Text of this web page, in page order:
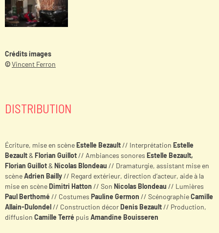
Crédits images
©Vincent Ferron
DISTRIBUTION
Écriture, mise en scèneEstelle Bezault // Interprétation Estelle
Bezault& Florian Guillot // Ambiances sonores Estelle Bezault,
Florian Guillot& Nicolas Blondeau // Dramaturgie, assistant mise en
scèneAdrien Bailly // Regard extérieur, direction d’acteur, aide à la
mise en scèneDimitri Hatton // Son Nicolas Blondeau // Lumières
Paul Berthomé // Costumes Pauline Germon // ScénographieCamille
Allain-Dulondel // Construction décorDenis Bezault // Production,
diffusion Camille Terré puis Amandine Bouisseren